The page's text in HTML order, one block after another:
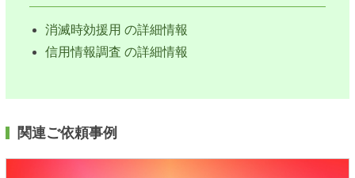
消滅時効援用 の詳細情報
信用情報調査 の詳細情報
関連ご依頼事例